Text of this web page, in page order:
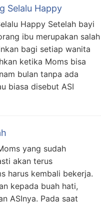
Selalu Happy
Happy Setelah bayi
ibu merupakan salah
bagi setiap wanita
ketika Moms bisa
bulan tanpa ada
biasa disebut ASI
yang sudah
akan terus
harus kembali bekerja.
kepada buah hati,
ASInya. Pada saat